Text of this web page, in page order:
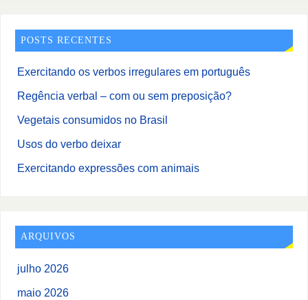
POSTS RECENTES
Exercitando os verbos irregulares em português
Regência verbal – com ou sem preposição?
Vegetais consumidos no Brasil
Usos do verbo deixar
Exercitando expressões com animais
ARQUIVOS
julho 2026
maio 2026